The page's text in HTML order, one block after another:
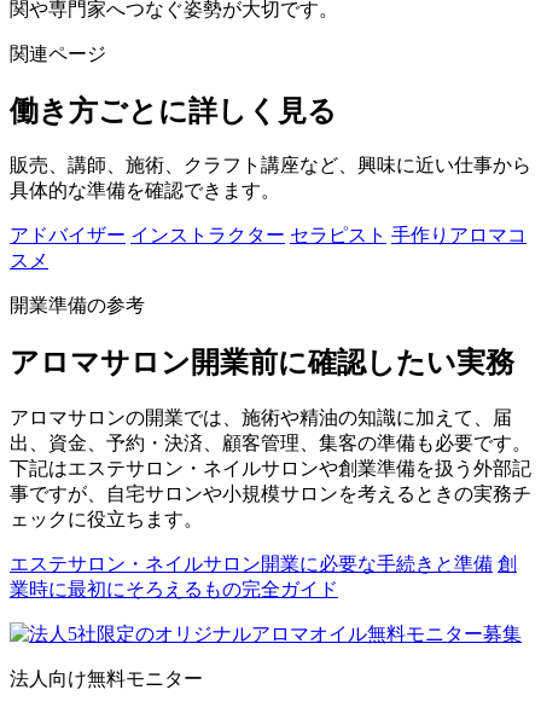
関や専門家へつなぐ姿勢が大切です。
関連ページ
働き方ごとに詳しく見る
販売、講師、施術、クラフト講座など、興味に近い仕事から
具体的な準備を確認できます。
アドバイザー インストラクター セラピスト 手作りアロマコ
スメ
開業準備の参考
アロマサロン開業前に確認したい実務
アロマサロンの開業では、施術や精油の知識に加えて、届
出、資金、予約・決済、顧客管理、集客の準備も必要です。
下記はエステサロン・ネイルサロンや創業準備を扱う外部記
事ですが、自宅サロンや小規模サロンを考えるときの実務チ
ェックに役立ちます。
エステサロン・ネイルサロン開業に必要な手続きと準備 創
業時に最初にそろえるもの完全ガイド
法人向け無料モニター